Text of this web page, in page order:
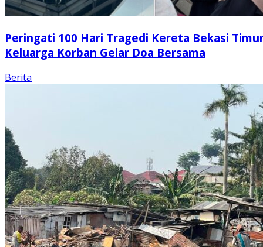
Peringati 100 Hari Tragedi Kereta Bekasi
Keluarga Korban Gelar Doa Bersama
Berita